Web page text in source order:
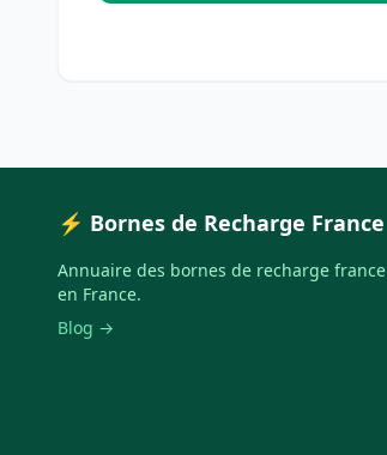
⚡ Bornes de Recharge France
Annuaire des bornes de recharge france
en France.
Blog →